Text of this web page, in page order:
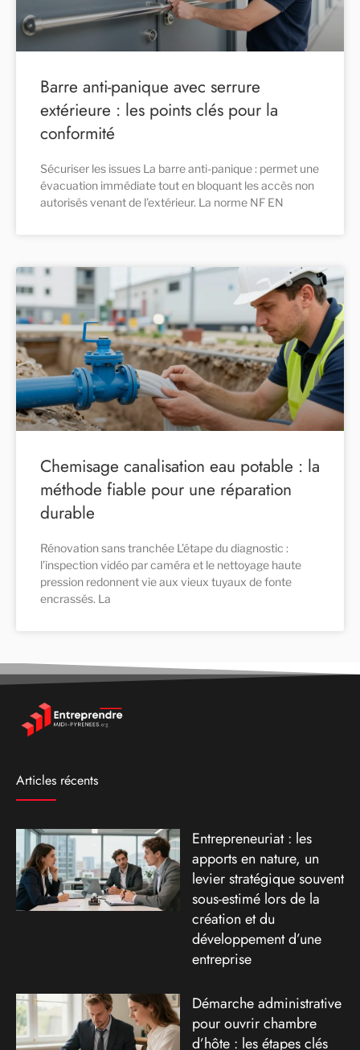
Barre anti-panique avec serrure
extérieure : les points clés pour la
conformité
Sécuriser les issues La barre anti-panique : permet une
évacuation immédiate tout en bloquant les accès non
autorisés venant de l’extérieur. La norme NF EN
Chemisage canalisation eau potable : la
méthode fiable pour une réparation
durable
Rénovation sans tranchée L’étape du diagnostic :
l’inspection vidéo par caméra et le nettoyage haute
pression redonnent vie aux vieux tuyaux de fonte
encrassés. La
Articles récents
Entrepreneuriat : les
apports en nature, un
levier stratégique souvent
sous-estimé lors de la
création et du
développement d’une
entreprise
Démarche administrative
pour ouvrir chambre
d’hôte : les étapes clés